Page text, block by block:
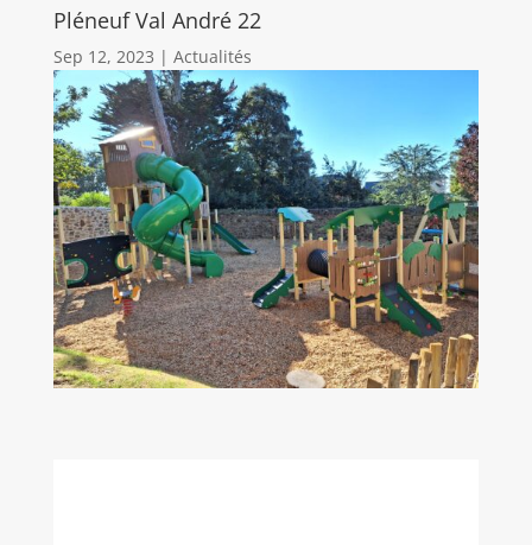
Pléneuf Val André 22
Sep 12, 2023 | Actualités